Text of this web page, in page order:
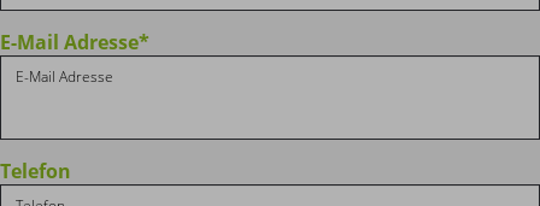
E-Mail Adresse*
Telefon